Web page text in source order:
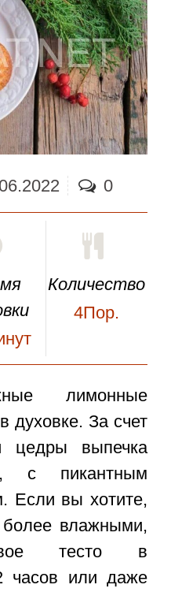
0
Количество
4Пор.
лимонные
духовке. За счет
цедры выпечка
с пикантным
Если вы хотите,
влажными,
тесто в
часов или даже